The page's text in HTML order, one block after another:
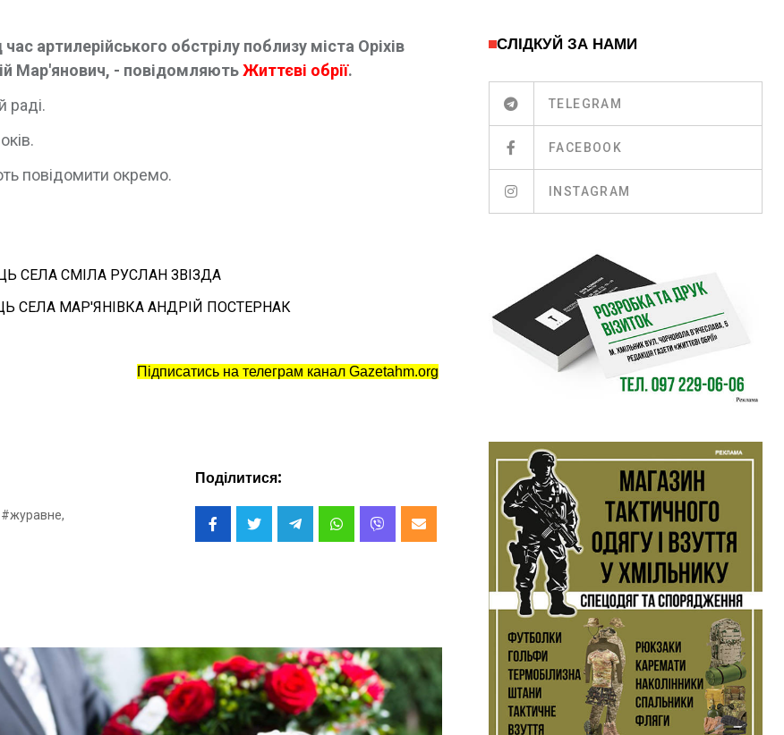
артилерійського обстрілу поблизу міста Оріхів
Мар'янович, - повідомляютьЖиттєві обрії.
раді.
повідомити окремо.
СЕЛА СМІЛА РУСЛАН ЗВІЗДА
СЕЛА МАР'ЯНІВКА АНДРІЙ ПОСТЕРНАК
Підписатись на телеграм канал Gazetahm.org
#журавне,
Поділитися:
СЛІДКУЙ ЗА НАМИ
TELEGRAM
FACEBOOK
INSTAGRAM